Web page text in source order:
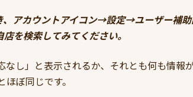
、アカウントアイコン→設定→ユーザー補
を検索してみてください。
し」と表示されるか、それとも何も情報
ぼ同じです。